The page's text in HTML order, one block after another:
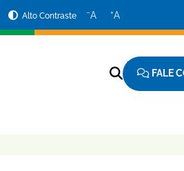
Alto Contraste −A +A
FALE